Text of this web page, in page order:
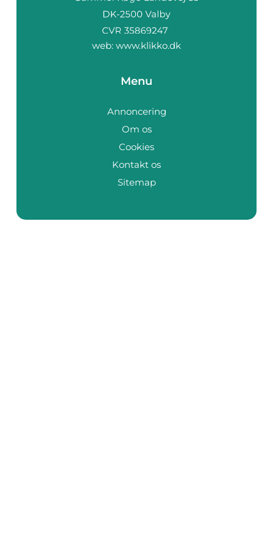
web: www.klikko.dk
Menu
Annoncering
Om os
Cookies
Kontakt os
Sitemap